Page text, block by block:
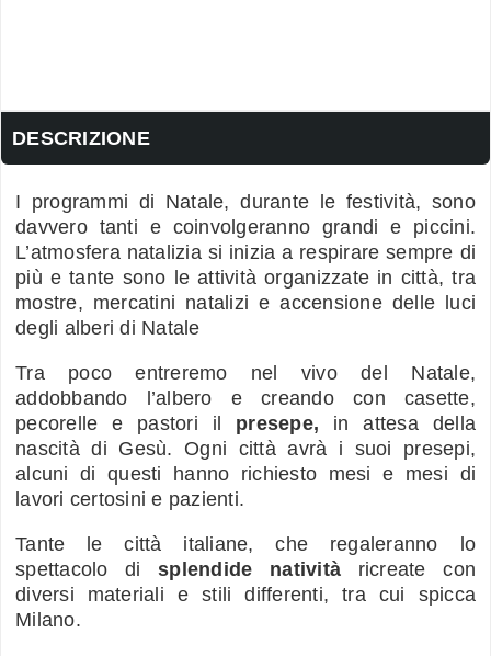
DESCRIZIONE
I programmi di Natale, durante le festività, sono
davvero tanti e coinvolgeranno grandi e piccini.
L’atmosfera natalizia si inizia a respirare sempre di
più e tante sono le attività organizzate in città, tra
mostre, mercatini natalizi e accensione delle luci
degli alberi di Natale
Tra poco entreremo nel vivo del Natale,
addobbando l’albero e creando con casette,
pecorelle e pastori il presepe, in attesa della
nascità di Gesù. Ogni città avrà i suoi presepi,
alcuni di questi hanno richiesto mesi e mesi di
lavori certosini e pazienti.
Tante le città italiane, che regaleranno lo
spettacolo displendide natività ricreate con
diversi materiali e stili differenti, tra cui spicca
Milano.